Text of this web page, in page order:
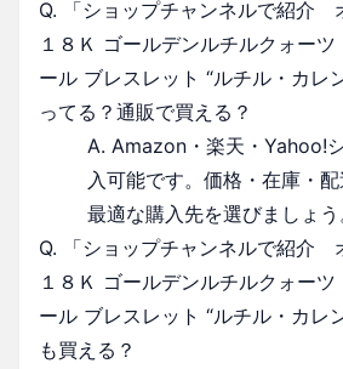
Q. 「ショップチャンネルで紹介
１８Ｋ ゴールデンルチルクォー
ール ブレスレット “ルチル・カレ
ってる？通販で買える？
A. Amazon・楽天・Yahoo!
入可能です。価格・在庫・
最適な購入先を選びましょう
Q. 「ショップチャンネルで紹介
１８Ｋ ゴールデンルチルクォー
ール ブレスレット “ルチル・カレ
も買える？